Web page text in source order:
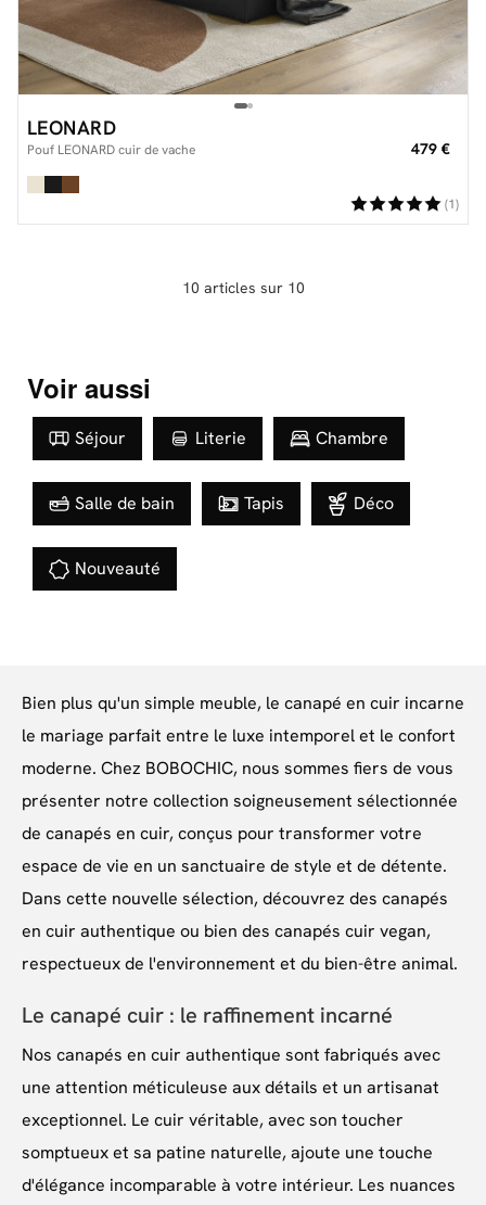
LEONARD
Pouf LEONARD cuir de vache 479 €
(1)
10 articles sur 10
Voir aussi
Séjour Literie Chambre
Salle de bain Tapis Déco
Nouveauté
Bien plus qu'un simple meuble, le canapé en cuir incarne
le mariage parfait entre le luxe intemporel et le confort
moderne. Chez BOBOCHIC, nous sommes fiers de vous
présenter notre collection soigneusement sélectionnée
de canapés en cuir, conçus pour transformer votre
espace de vie en un sanctuaire de style et de détente.
Dans cette nouvelle sélection, découvrez des canapés
en cuir authentique ou bien des canapés cuir vegan,
respectueux de l'environnement et du bien-être animal.
Le canapé cuir : le raffinement incarné
Nos canapés en cuir authentique sont fabriqués avec
une attention méticuleuse aux détails et un artisanat
exceptionnel. Le cuir véritable, avec son toucher
somptueux et sa patine naturelle, ajoute une touche
d'élégance incomparable à votre intérieur. Les nuances